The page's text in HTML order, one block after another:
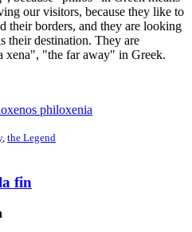
our visitors, because they like to
their borders, and they are looking
their destination. They are
xena", "the far away" in Greek.
philoxenia
, the Legend
fin